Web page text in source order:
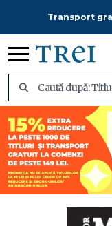
Transport